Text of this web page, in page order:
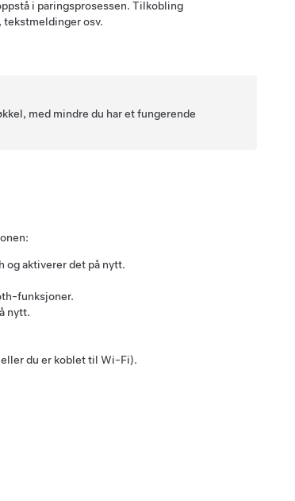
i paringsprosessen. Tilkobling
tekstmeldinger osv.
med mindre du har et fungerende
og aktiverer det på nytt.
funksjoner.
nytt.
du er koblet til Wi-Fi).